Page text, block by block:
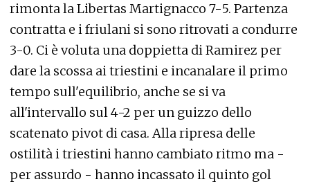
rimonta la Libertas Martignacco 7-5. Partenza
contratta e i friulani si sono ritrovati a condurre
3-0. Ci è voluta una doppietta di Ramirez per
dare la scossa ai triestini e incanalare il primo
tempo sull'equilibrio, anche se si va
all'intervallo sul 4-2 per un guizzo dello
scatenato pivot di casa. Alla ripresa delle
ostilità i triestini hanno cambiato ritmo ma -
per assurdo - hanno incassato il quinto gol